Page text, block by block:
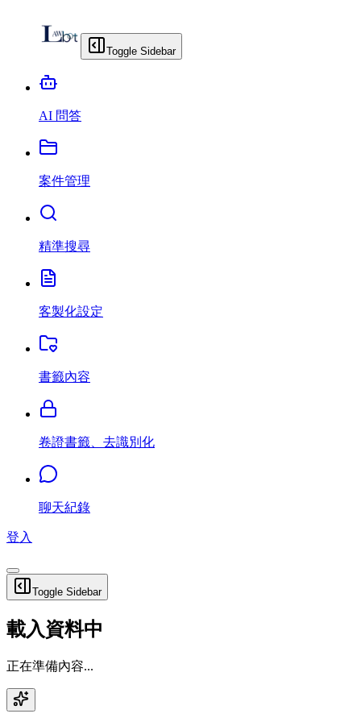
Toggle Sidebar
AI 問答
案件管理
精準搜尋
客製化設定
書籤內容
卷證書籤、去識別化
聊天紀錄
登入
Toggle Sidebar
載入資料中
正在準備內容...